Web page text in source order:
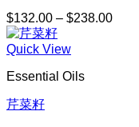
$132.00 – $238.00價
Quick View
Essential Oils
芹菜籽